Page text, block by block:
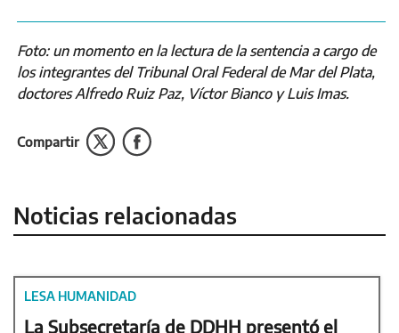
Foto: un momento en la lectura de la sentencia a cargo de
los integrantes del Tribunal Oral Federal de Mar del Plata,
doctores Alfredo Ruiz Paz, Víctor Bianco y Luis Imas.
Compartir
Noticias relacionadas
LESA HUMANIDAD
La Subsecretaría de DDHH presentó el